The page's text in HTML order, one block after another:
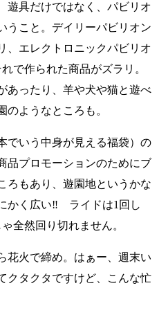
遊具だけではなく、パビリオ
うこと。デイリーパビリオン
、エレクトロニックパビリオ
で作られた商品がズラリ。
あったり、羊や犬や猫と遊べ
のようなところも。
でいう中身が見える福袋）の
品プロモーションのためにブ
ろもあり、遊園地というかな
かく広い‼ ライドは1回し
全然回り切れません。
花火で締め。はぁー、週末い
クタクタですけど、こんな忙